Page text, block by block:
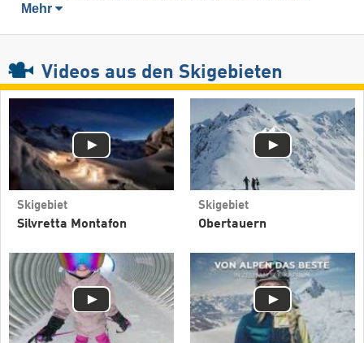
Mehr
Videos aus den Skigebieten
Skigebiet
Silvretta Montafon
Skigebiet
Obertauern